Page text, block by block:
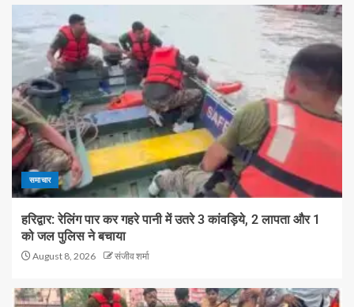
समाचार
हरिद्वार: रेलिंग पार कर गहरे पानी में उतरे 3 कांवड़िये, 2 लापता और 1
को जल पुलिस ने बचाया
August 8, 2026 संजीव शर्मा